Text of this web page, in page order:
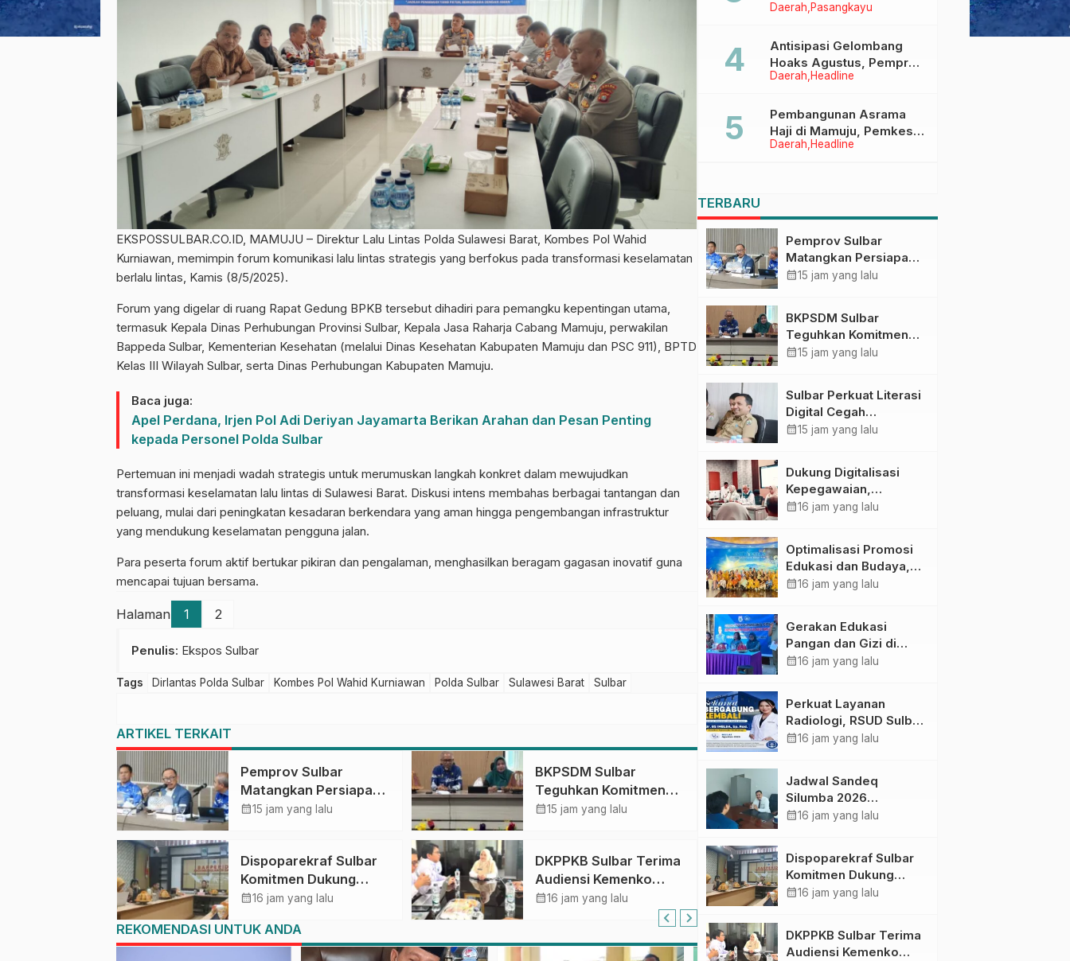
EKSPOSSULBAR.CO.ID, MAMUJU – Direktur Lalu Lintas Polda Sulawesi Barat, Kombes Pol Wahid
Kurniawan, memimpin forum komunikasi lalu lintas strategis yang berfokus pada transformasi keselamatan
berlalu lintas, Kamis (8/5/2025).
Forum yang digelar di ruang Rapat Gedung BPKB tersebut dihadiri para pemangku kepentingan utama,
termasuk Kepala Dinas Perhubungan Provinsi Sulbar, Kepala Jasa Raharja Cabang Mamuju, perwakilan
Bappeda Sulbar, Kementerian Kesehatan (melalui Dinas Kesehatan Kabupaten Mamuju dan PSC 911), BPTD
Kelas III Wilayah Sulbar, serta Dinas Perhubungan Kabupaten Mamuju.
Baca juga:
Apel Perdana, Irjen Pol Adi Deriyan Jayamarta Berikan Arahan dan Pesan Penting
kepada Personel Polda Sulbar
Pertemuan ini menjadi wadah strategis untuk merumuskan langkah konkret dalam mewujudkan
transformasi keselamatan lalu lintas di Sulawesi Barat. Diskusi intens membahas berbagai tantangan dan
peluang, mulai dari peningkatan kesadaran berkendara yang aman hingga pengembangan infrastruktur
yang mendukung keselamatan pengguna jalan.
Para peserta forum aktif bertukar pikiran dan pengalaman, menghasilkan beragam gagasan inovatif guna
mencapai tujuan bersama.
Halaman 1 2
Penulis: Ekspos Sulbar
Tags Dirlantas Polda Sulbar Kombes Pol Wahid Kurniawan Polda Sulbar Sulawesi Barat Sulbar
ARTIKEL TERKAIT
Pemprov Sulbar
Matangkan Persiapan
HUT Ke-81 RI, Puncak
calendar_month15 jam yang lalu
BKPSDM Sulbar
Teguhkan Komitmen
Pengembangan
Penandatanganan
Perjanjian Tugas
Belajar 2026
calendar_month15 jam yang lalu
Dispoparekraf Sulbar
Komitmen Dukung
Penyusunan RAD
Barat
calendar_month16 jam yang lalu
DKPPKB Sulbar Terima
Audiensi Kemenko
Kumham Imipas RI,
Kelompok Rentan
calendar_month16 jam yang lalu
REKOMENDASI UNTUK ANDA
Daerah Pasangkayu
Internal ICS untuk Dukung
di Pasangkayu
Daerah Headline
Antisipasi Gelombang
Hoaks Agustus, Pemprov
Sulbar Ajak Warga Jaga
Daerah Headline
Pembangunan Asrama
Haji di Mamuju, Pemkesra
dan Kementerian Haji
TERBARU
Pemprov Sulbar
Matangkan Persiapan
HUT Ke-81 RI, Puncak
calendar_month15 jam yang lalu
BKPSDM Sulbar
Teguhkan Komitmen
Pengembangan
Penandatanganan
Perjanjian Tugas
Belajar 2026
calendar_month15 jam yang lalu
Sulbar Perkuat Literasi
Digital Cegah
Kejahatan Love
calendar_month15 jam yang lalu
Dukung Digitalisasi
Kepegawaian,
DPMPTSP Sulbar Siap
calendar_month16 jam yang lalu
Optimalisasi Promosi
Edukasi dan Budaya,
Anjungan Provinsi
Bersama Sky World
TMII
calendar_month16 jam yang lalu
Gerakan Edukasi
Pangan dan Gizi di
Mamasa: Tingkatkan
dalam Pemenuhan Gizi
calendar_month16 jam yang lalu
Perkuat Layanan
Radiologi, RSUD Sulbar
Sambut Kembali dr. Iis
calendar_month16 jam yang lalu
Jadwal Sandeq
Silumba 2026
Disesuaikan,
Tetap Dimatangkan
calendar_month16 jam yang lalu
Dispoparekraf Sulbar
Komitmen Dukung
Penyusunan RAD
calendar_month16 jam yang lalu
DKPPKB Sulbar Terima
Audiensi Kemenko